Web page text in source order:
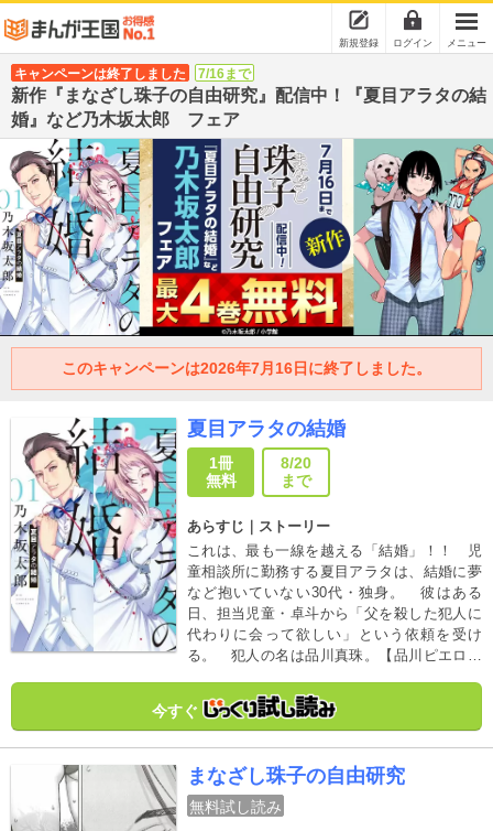
新規登録 ログイン メニュー
キャンペーンは終了しました 7/16まで
新作『まなざし珠子の自由研究』配信中！『夏目アラタの結
婚』など乃木坂太郎 フェア
このキャンペーンは2026年7月16日に終了しました。
夏目アラタの結婚
1冊
無料
8/20
まで
あらすじ｜ストーリー
これは、最も一線を越える「結婚」！！ 児
童相談所に勤務する夏目アラタは、結婚に夢
など抱いていない30代・独身。 彼はある
日、担当児童・卓斗から「父を殺した犯人に
代わりに会って欲しい」という依頼を受け
る。 犯人の名は品川真珠。【品川ピエロ】
今すぐ
まなざし珠子の自由研究
無料試し読み